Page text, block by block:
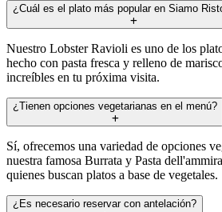
¿Cuál es el plato más popular en Siamo
Nuestro Lobster Ravioli es uno de los
hecho con pasta fresca y relleno de
increíbles en tu próxima visita.
¿Tienen opciones vegetarianas en el menú?
Sí, ofrecemos una variedad de opciones
nuestra famosa Burrata y Pasta
quienes buscan platos a base de vegetales.
¿Es necesario reservar con antelación?